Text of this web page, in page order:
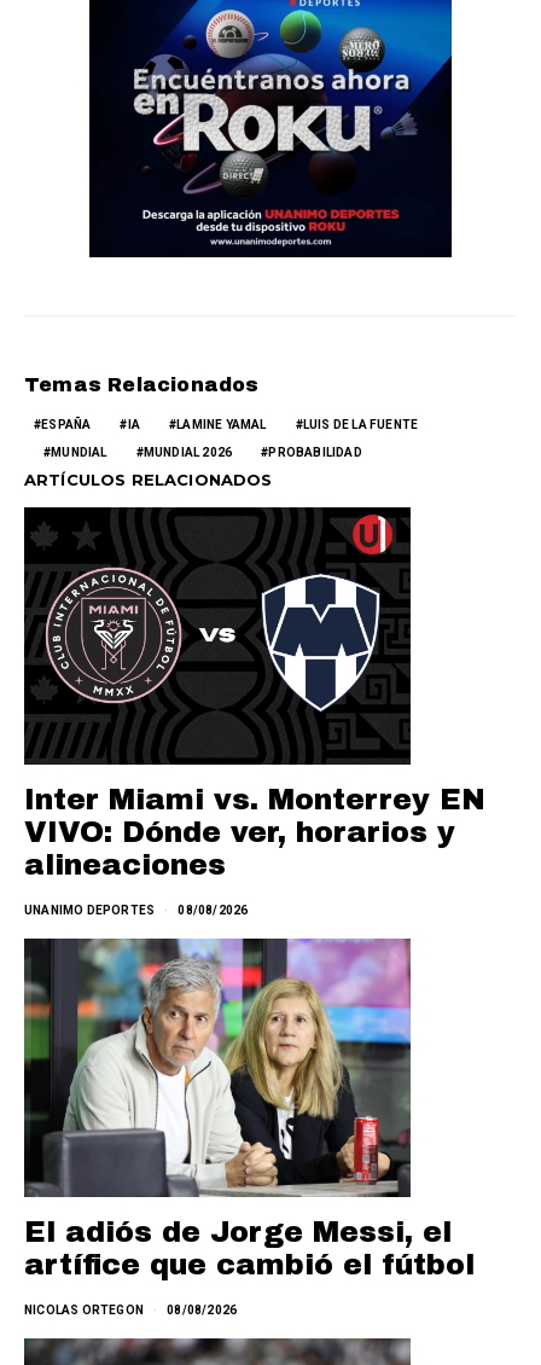
Temas Relacionados
ESPAÑA IA LAMINE YAMAL LUIS DE LA FUENTE
MUNDIAL MUNDIAL 2026 PROBABILIDAD
ARTÍCULOS RELACIONADOS
Inter Miami vs. Monterrey EN
VIVO: Dónde ver, horarios y
alineaciones
UNANIMO DEPORTES 08/08/2026
El adiós de Jorge Messi, el
artífice que cambió el fútbol
NICOLAS ORTEGON 08/08/2026